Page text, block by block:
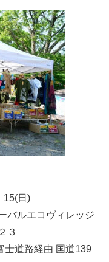
15(日)
バルエコヴィレッジ
３
士道路経由 国道139